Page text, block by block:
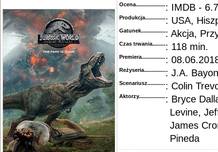
Ocena.............................................
: IMDB -
Produkcja.........................................
: USA,
Gatunek...........................................
: Akcja,
Czas trwania......................................
: 118 min.
Premiera..........................................
:
Reżyseria........................................
: J.A.
Scenariusz........................................
: Colin
Aktorzy...........................................
: Bryce
Levine,
James
Pineda